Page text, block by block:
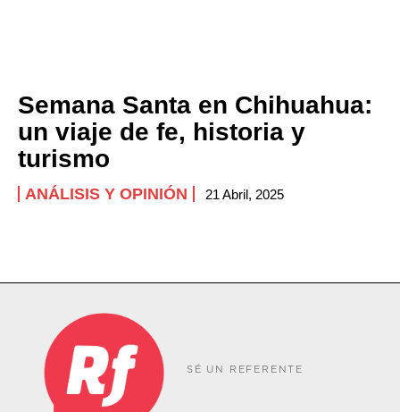
Semana Santa en Chihuahua:
un viaje de fe, historia y
turismo
ANÁLISIS Y OPINIÓN 21 Abril, 2025
SÉ UN REFERENTE